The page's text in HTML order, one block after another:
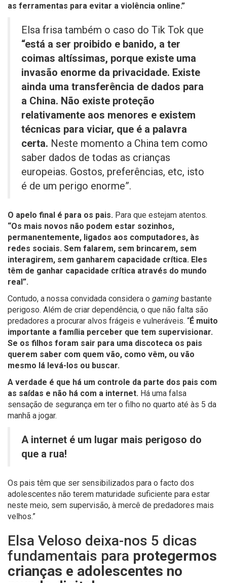
as ferramentas para evitar a violência online.”
Elsa frisa também o caso do Tik Tok que
“está a ser proibido e banido, a ter
coimas altíssimas, porque existe uma
invasão enorme da privacidade. Existe
ainda uma transferência de dados para
a China. Não existe proteção
relativamente aos menores e existem
técnicas para viciar, que é a palavra
certa. Neste momento a China tem como
saber dados de todas as crianças
europeias. Gostos, preferências, etc, isto
é de um perigo enorme”.
O apelo final é para os pais. Para que estejam atentos.
“Os mais novos não podem estar sozinhos,
permanentemente, ligados aos computadores, às
redes sociais. Sem falarem, sem brincarem, sem
interagirem, sem ganharem capacidade crítica. Eles
têm de ganhar capacidade crítica através do mundo
real”.
Contudo, a nossa convidada considera o gaming bastante
perigoso. Além de criar dependência, o que não falta são
predadores a procurar alvos frágeis e vulneráveis. “É muito
importante a família perceber que tem supervisionar.
Se os filhos foram sair para uma discoteca os pais
querem saber com quem vão, como vêm, ou vão
mesmo lá levá-los ou buscar.
A verdade é que há um controle da parte dos pais com
as saídas e não há com a internet. Há uma falsa
sensação de segurança em ter o filho no quarto até às 5 da
manhã a jogar.
A internet é um lugar mais perigoso do
que a rua!
Os pais têm que ser sensibilizados para o facto dos
adolescentes não terem maturidade suficiente para estar
neste meio, sem supervisão, à mercê de predadores mais
velhos.”
Elsa Veloso deixa-nos 5 dicas
fundamentais para protegermos
crianças e adolescentes no